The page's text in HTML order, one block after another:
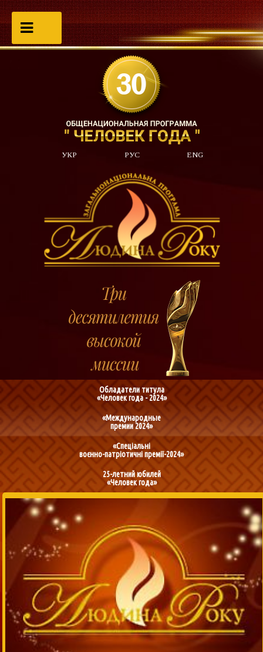
УКР РУС ENG
Обладатели титула
«Человек года - 2024»
«Международные
премии 2024»
«Спеціальні
воєнно-патріотичні премії-2024»
25-летний юбилей
«Человек года»